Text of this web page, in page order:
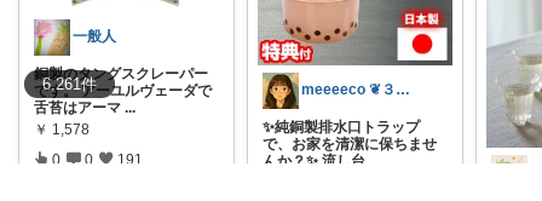
6,261件
一般人
銅製のタングスクレーパー
です。 アーユルヴェーダで
舌苔はアーマ ...
￥ 1,578
0 0 191
meeeeco ❦３児ママ ❦
✨純銅製排水口トラップ
で、お家を清潔に保ちませ
んか？✨ 流し台